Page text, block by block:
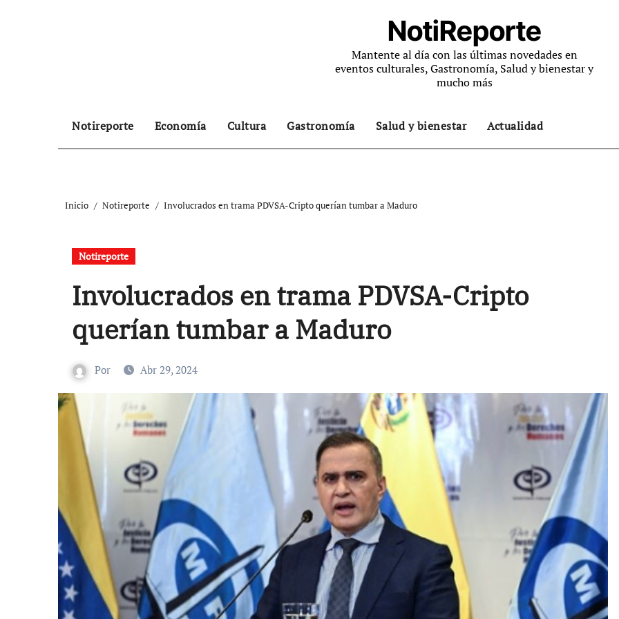
NotiReporte
Mantente al día con las últimas novedades en
eventos culturales, Gastronomía, Salud y bienestar y
mucho más
Notireporte Economía Cultura Gastronomía Salud y bienestar Actualidad
Inicio Notireporte Involucrados en trama PDVSA-Cripto querían tumbar a Maduro
Notireporte
Involucrados en trama PDVSA-Cripto
querían tumbar a Maduro
Por Abr 29, 2024